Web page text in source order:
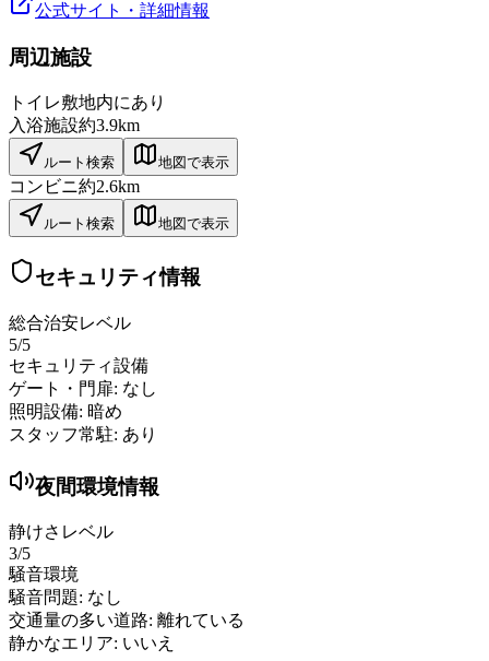
公式サイト・詳細情報
周辺施設
トイレ敷地内にあり
入浴施設約3.9km
ルート検索 地図で表示
コンビニ約2.6km
ルート検索 地図で表示
セキュリティ情報
総合治安レベル
5/5
セキュリティ設備
ゲート・門扉: なし
照明設備: 暗め
スタッフ常駐: あり
夜間環境情報
静けさレベル
3/5
騒音環境
騒音問題: なし
交通量の多い道路: 離れている
静かなエリア: いいえ